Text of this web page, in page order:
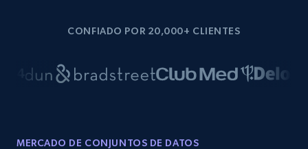
CONFIADO POR 20,000+ CLIENTES
MERCADO DE CONJUNTOS DE DATOS